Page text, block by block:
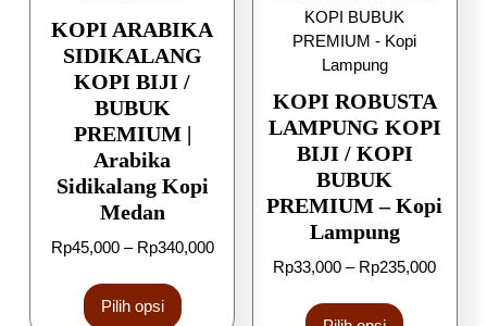
KOPI ARABIKA
SIDIKALANG
KOPI BIJI /
BUBUK
PREMIUM |
Arabika
Sidikalang Kopi
Medan
Rp45,000 – Rp340,000
Pilih opsi
KOPI ROBUSTA
LAMPUNG KOPI
BIJI / KOPI
BUBUK
PREMIUM – Kopi
Lampung
Rp33,000 – Rp235,000